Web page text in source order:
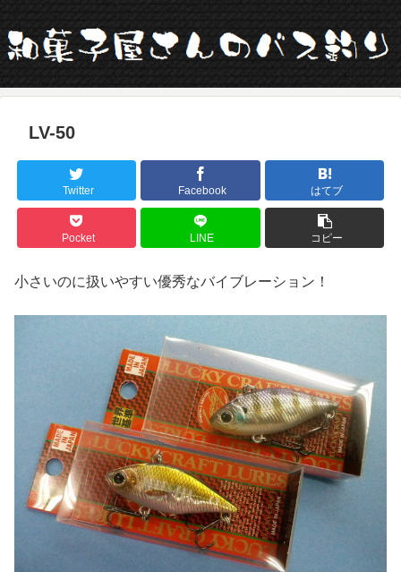
LV-50
Twitter Facebook はてブ
Pocket LINE コピー
小さいのに扱いやすい優秀なバイブレーション！